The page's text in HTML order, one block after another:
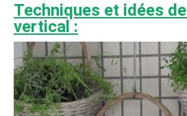
Techniques et idées
vertical :